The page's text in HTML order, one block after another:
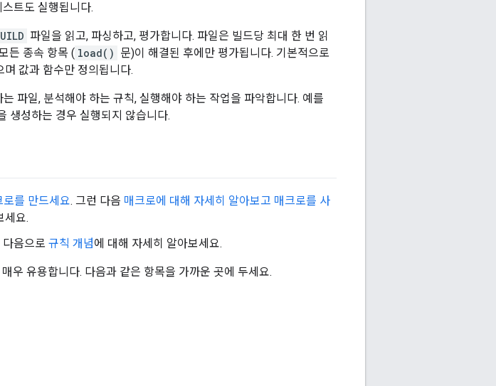
트도 실행됩니다.
파일을 읽고, 파싱하고, 평가합니다. 파일은 빌드당 최대 한 번 읽
든 종속 항목 ( load() 문)이 해결된 후에만 평가됩니다. 기본적으로
값과 함수만 정의됩니다.
파일, 분석해야 하는 규칙, 실행해야 하는 작업을 파악합니다. 예를
생성하는 경우 실행되지 않습니다.
로를 만드세요. 그런 다음 매크로에 대해 자세히 알아보고 매크로를 사
세요.
음으로 규칙 개념에 대해 자세히 알아보세요.
우 유용합니다. 다음과 같은 항목을 가까운 곳에 두세요.